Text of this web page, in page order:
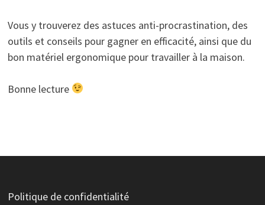
Vous y trouverez des astuces anti-procrastination, des
outils et conseils pour gagner en efficacité, ainsi que du
bon matériel ergonomique pour travailler à la maison.
Bonne lecture
Politique de confidentialité